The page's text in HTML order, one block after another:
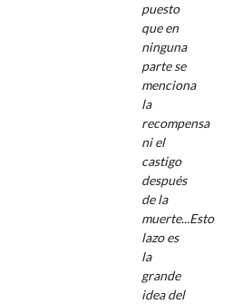
puesto
que en
ninguna
parte se
menciona
la
recompensa
ni el
castigo
después
de la
muerte...Esto
lazo es
la
grande
idea del